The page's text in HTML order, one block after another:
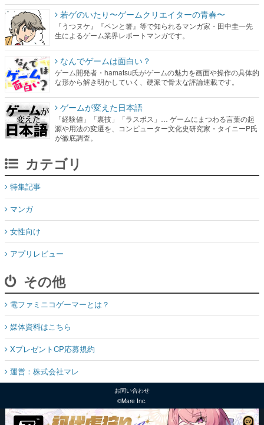
若ゲのいたり〜ゲームクリエイターの青春〜
『うつヌケ』『ペンと箸』等で知られるマンガ家・田中圭一先
生によるゲーム業界レポートマンガです。
なんでゲームは面白い？
ゲーム開発者・hamatsu氏がゲームの魅力を画面や操作の具体的
な形から解き明かしていく、硬派で骨太な評論連載です。
ゲームが変えた日本語
「経験値」「裏技」「ラスボス」… ゲームにまつわる言葉の起
源や用法の変遷を、コンピューター文化史研究家・タイニーP氏
が徹底調査。
カテゴリ
特集記事
マンガ
女性向け
アプリレビュー
その他
電ファミニコゲーマーとは？
媒体資料はこちら
XプレゼントCP応募規約
運営：株式会社マレ
お問い合わせ
©Mare Inc.